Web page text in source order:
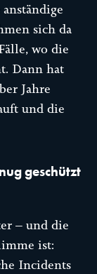
sich da
wo die
Dann hat
Jahre
und die
geschützt
– und die
ist:
Incidents